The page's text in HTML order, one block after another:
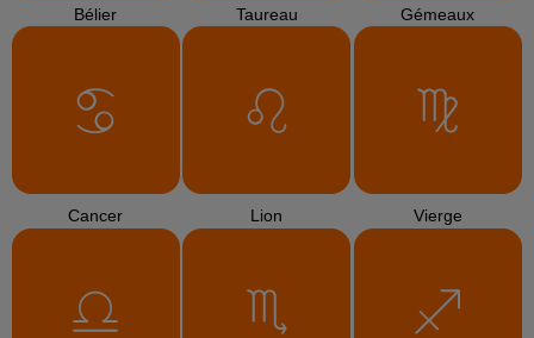
Bélier Taureau Gémeaux
Cancer Lion Vierge